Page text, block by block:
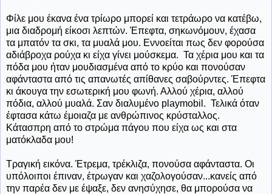
Φίλε μου έκανα ένα τρίωρο μπορεί και τετράωρο να κατέβω,
μια διαδρομή είκοσι λεπτών. Έπεφτα, σηκωνόμουν, έχασα
τα μπατόν τα σκι, τα μυαλά μου. Εννοείται πως δεν φορούσα
αδιάβροχα ρούχα κι είχα γίνει μούσκεμα. Τα χέρια μου και τα
πόδα μου ήταν μουδιασμένα από το κρύο και πονούσαν
αφάνταστα από τις απανωτές απίθανες σαβούρντες. Έπεφτα
κι άκουγα την εσωτερική μου φωνή. Αλλού χέρια, αλλού
πόδια, αλλού μυαλά. Σαν διαλυμένο playmobil. Τελικά όταν
έφτασα κάτω έμοιαζα με ανθρώπινος κρύσταλλος.
Κάτασπρη από το στρώμα πάγου που είχα ως και στα
ματόκλαδα μου!
Τραγική εικόνα. Έτρεμα, τρέκλιζα, πονούσα αφάνταστα. Οι
υπόλοιποι έπιναν, έτρωγαν και χαζολογούσαν...κανείς από
την παρέα δεν με έψαξε, δεν ανησύχησε, θα μπορούσα να